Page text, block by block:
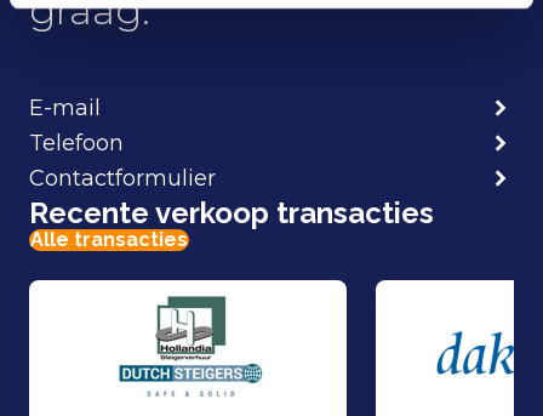
graag.
E-mail
Telefoon
Contactformulier
Recente verkoop transacties
Alle transacties